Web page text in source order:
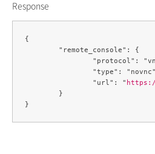
Response
{
		"url": "